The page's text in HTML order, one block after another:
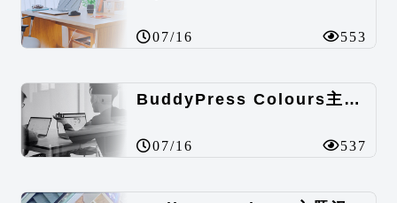
07/16 553
BuddyPress Colours主题汉化包
07/16 537